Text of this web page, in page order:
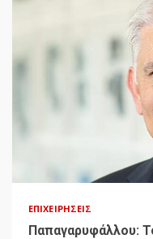
ΕΠΙΧΕΙΡΉΣΕΙΣ
Παπαγαρυφάλλου: